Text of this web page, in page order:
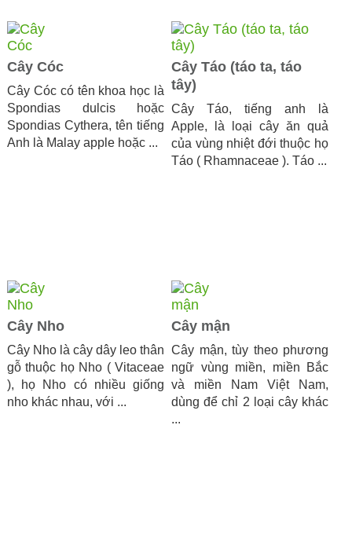
Cây Cóc
Cây Cóc có tên khoa học là
Spondias dulcis hoặc
Spondias Cythera, tên tiếng
Anh là Malay apple hoặc ...
Cây Táo (táo ta, táo
tây)
Cây Táo, tiếng anh là
Apple, là loại cây ăn quả
của vùng nhiệt đới thuộc họ
Táo ( Rhamnaceae ). Táo ...
Cây Nho
Cây Nho là cây dây leo thân
gỗ thuộc họ Nho ( Vitaceae
), họ Nho có nhiều giống
nho khác nhau, với ...
Cây mận
Cây mận, tùy theo phương
ngữ vùng miền, miền Bắc
và miền Nam Việt Nam,
dùng để chỉ 2 loại cây khác
...